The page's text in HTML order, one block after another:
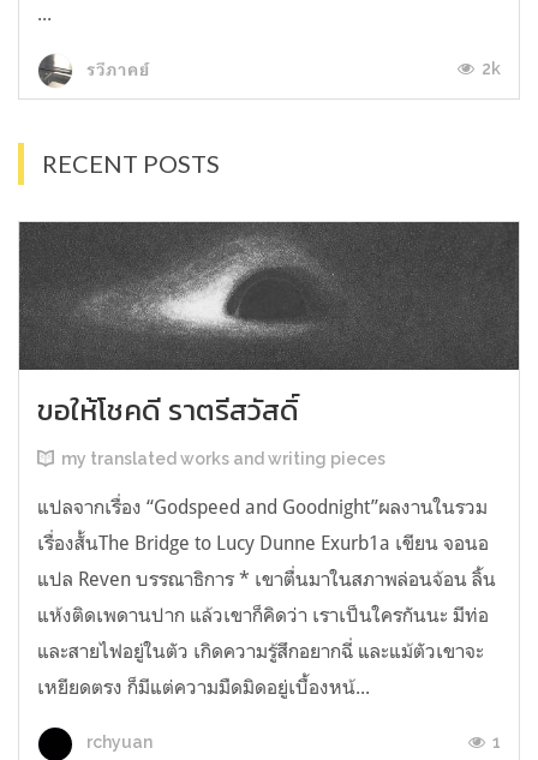
...
รวีภาคย์ 2k
RECENT POSTS
ขอให้โชคดี ราตรีสวัสดิ์
my translated works and writing pieces
แปลจากเรื่อง “Godspeed and Goodnight”ผลงานในรวม
เรื่องสั้นThe Bridge to Lucy Dunne Exurb1a เขียน จอนอ
แปล Reven บรรณาธิการ * เขาตื่นมาในสภาพล่อนจ้อน ลิ้น
แห้งติดเพดานปาก แล้วเขาก็คิดว่า เราเป็นใครกันนะ มีท่อ
และสายไฟอยู่ในตัว เกิดความรู้สึกอยากฉี่ และแม้ตัวเขาจะ
เหยียดตรง ก็มีแต่ความมืดมิดอยู่เบื้องหน้...
rchyuan 1